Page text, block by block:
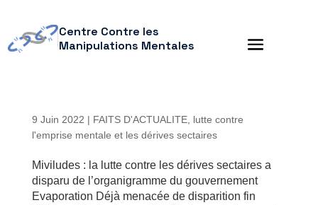
Centre Contre les
Manipulations Mentales
9 Juin 2022 | FAITS D'ACTUALITE, lutte contre
l'emprise mentale et les dérives sectaires
Miviludes : la lutte contre les dérives sectaires a
disparu de l’organigramme du gouvernement
Evaporation Déjà menacée de disparition fin